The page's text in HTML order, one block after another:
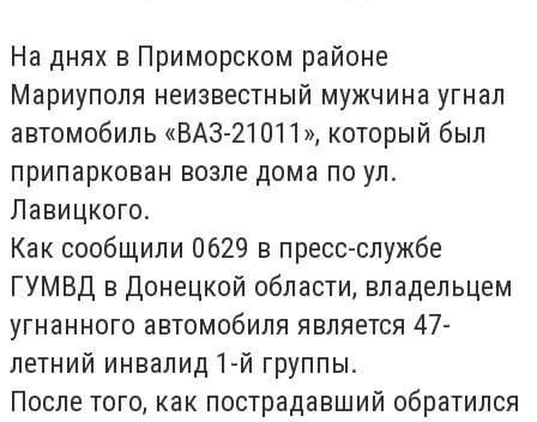
На днях в Приморском районе
Мариуполя неизвестный мужчина угнал
автомобиль «ВАЗ-21011», который был
припаркован возле дома по ул.
Лавицкого.
Как сообщили 0629 в пресс-службе
ГУМВД в Донецкой области, владельцем
угнанного автомобиля является 47-
летний инвалид 1-й группы.
После того, как пострадавший обратился